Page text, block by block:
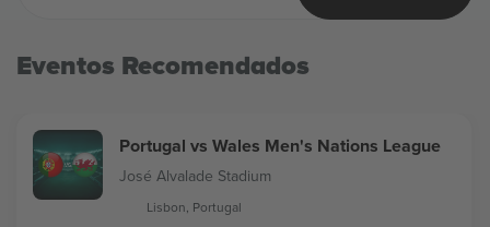
Eventos Recomendados
Portugal vs Wales Men's Nations League
José Alvalade Stadium
Lisbon, Portugal